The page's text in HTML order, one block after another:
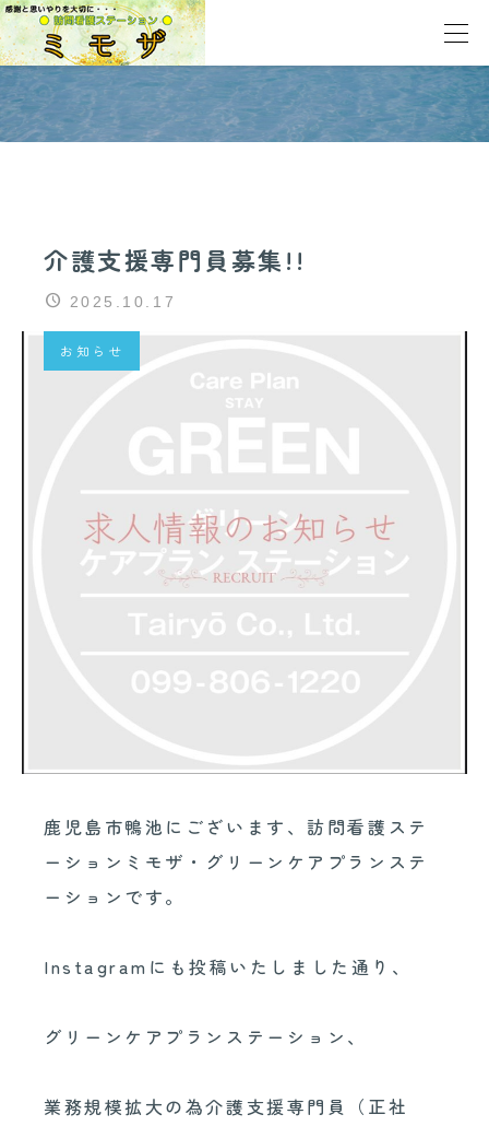
お知らせお知らせ 介護支援専門員募集!!
介護支援専門員募集!!
2025.10.17
お知らせ
鹿児島市鴨池にございます、訪問看護ステ
ーションミモザ・グリーンケアプランステ
ーションです。
Instagramにも投稿いたしました通り、
グリーンケアプランステーション、
業務規模拡大の為介護支援専門員（正社